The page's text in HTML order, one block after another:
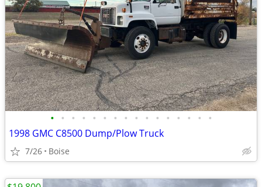
• • • • • • • • • • • • • • • •
1998 GMC C8500 Dump/Plow Truck
7/26 Boise